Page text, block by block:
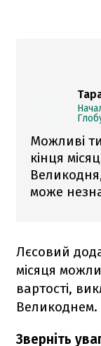
Можливі
кінця
може
Лєсовий
місяця
вартості,
Великоднем.
Зверніть